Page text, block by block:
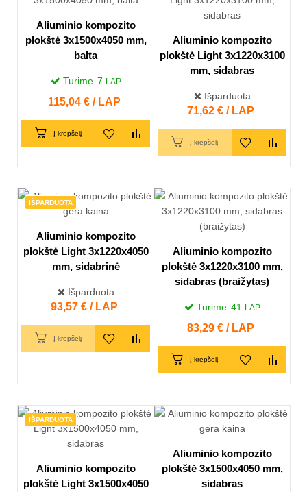
Aliuminio kompozito
plokštė 3x1500x4050 mm,
balta
Turime 7 LAP
Kaina
115,04 € / LAP
Į krepšelį
Aliuminio kompozito
plokštė Light 3x1220x3100
mm, sidabras
Išparduota
Kaina
71,62 € / LAP
Į krepšelį
IŠPARDUOTA
Aliuminio kompozito
plokštė Light 3x1220x4050
mm, sidabrinė
Išparduota
Kaina
93,57 € / LAP
Į krepšelį
Aliuminio kompozito
plokštė 3x1220x3100 mm,
sidabras (braižytas)
Turime 41 LAP
Kaina
83,29 € / LAP
Į krepšelį
IŠPARDUOTA
Aliuminio kompozito
plokštė Light 3x1500x4050
Aliuminio kompozito
plokštė 3x1500x4050 mm,
sidabras